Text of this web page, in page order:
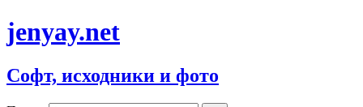
jenyay.net
Софт, исходники и фото